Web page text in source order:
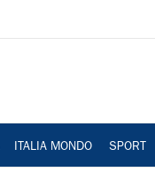
ITALIA MONDO SPORT